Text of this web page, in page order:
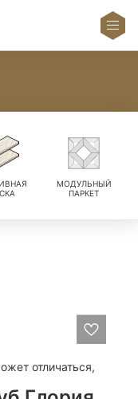
МОДУЛЬНЫЙ
ПАРКЕТ
отличаться,